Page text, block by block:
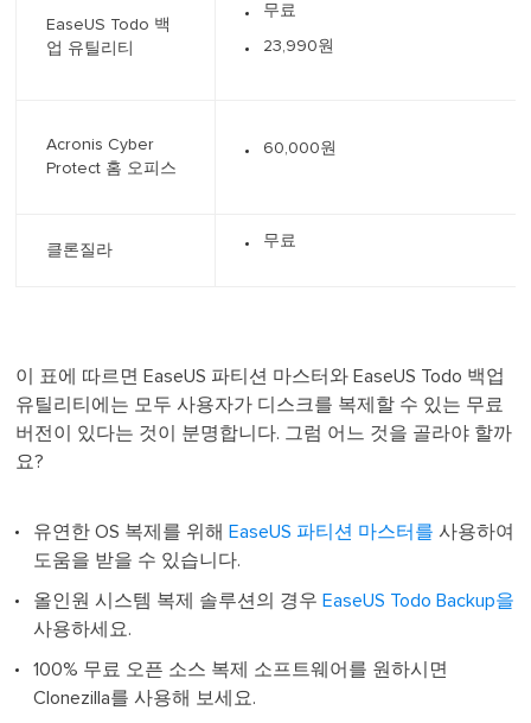
EaseUS Todo 백
업 유틸리티
무료
23,990원
Acronis Cyber
Protect 홈 오피스
60,000원
클론질라
무료
이 표에 따르면 EaseUS 파티션 마스터와 EaseUS Todo 백업
유틸리티에는 모두 사용자가 디스크를 복제할 수 있는 무료
버전이 있다는 것이 분명합니다. 그럼 어느 것을 골라야 할까
요?
유연한 OS 복제를 위해EaseUS 파티션 마스터를 사용하여
도움을 받을 수 있습니다.
올인원 시스템 복제 솔루션의 경우EaseUS Todo Backup을
사용하세요.
100% 무료 오픈 소스 복제 소프트웨어를 원하시면
Clonezilla를 사용해 보세요.